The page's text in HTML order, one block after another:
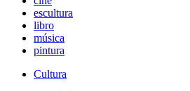
escultura
libro
música
pintura
Cultura